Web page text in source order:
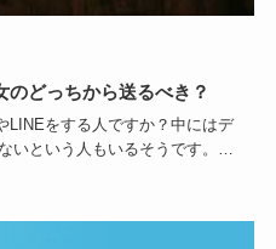
どっちから送るべき？
LINEをする人ですか？中にはデ
いという人もいるそうです。相